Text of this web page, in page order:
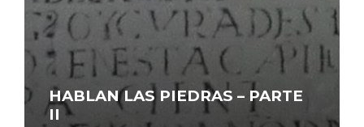
HABLAN LAS PIEDRAS – PARTE
II